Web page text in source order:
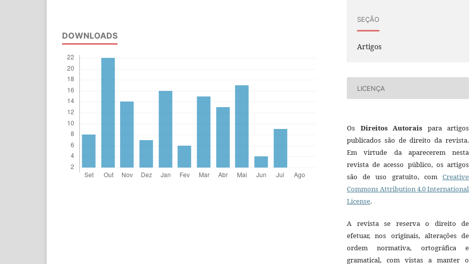
DOWNLOADS
SEÇÃO
Artigos
LICENÇA
Os Direitos Autorais para artigos
publicados são de direito da revista.
Em virtude da aparecerem nesta
revista de acesso público, os artigos
são de uso gratuito, com Creative
Commons Attribution 4.0 International
License.
A revista se reserva o direito de
efetuar, nos originais, alterações de
ordem normativa, ortográfica e
gramatical, com vistas a manter o